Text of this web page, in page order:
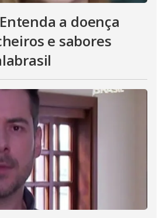
Entenda a doença
e sabores